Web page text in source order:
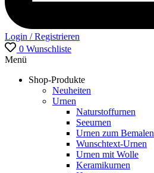
Login / Registrieren
0 Wunschliste
Menü
Shop-Produkte
Neuheiten
Urnen
Naturstoffurnen
Seeurnen
Urnen zum Bemalen
Wunschtext-Urnen
Urnen mit Wolle
Keramikurnen